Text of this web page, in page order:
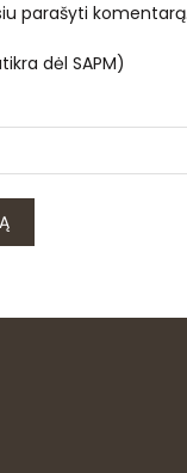
parašyti komentarą.
dėl SAPM)